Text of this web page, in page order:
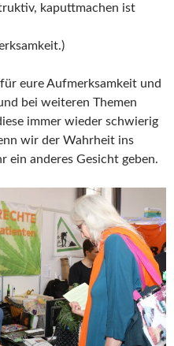
kaputtmachen ist
eure Aufmerksamkeit und
bei weiteren Themen
immer wieder schwierig
wir der Wahrheit ins
ein anderes Gesicht geben.